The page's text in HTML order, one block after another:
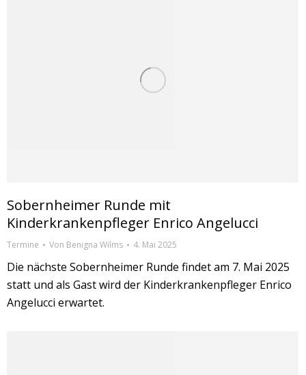
Sobernheimer Runde mit
Kinderkrankenpfleger Enrico Angelucci
Termine Von Benigna Wilms 4. Mai 2025
Die nächste Sobernheimer Runde findet am 7. Mai 2025
statt und als Gast wird der Kinderkrankenpfleger Enrico
Angelucci erwartet.